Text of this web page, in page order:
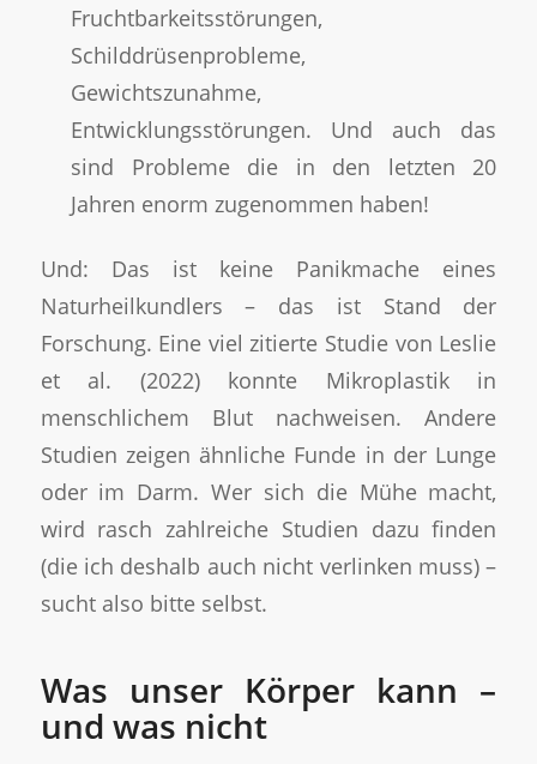
Fruchtbarkeitsstörungen,
Schilddrüsenprobleme,
Gewichtszunahme,
Entwicklungsstörungen. Und auch das
sind Probleme die in den letzten 20
Jahren enorm zugenommen haben!
Und: Das ist keine Panikmache eines
Naturheilkundlers – das ist Stand der
Forschung. Eine viel zitierte Studie von Leslie
et al. (2022) konnte Mikroplastik in
menschlichem Blut nachweisen. Andere
Studien zeigen ähnliche Funde in der Lunge
oder im Darm. Wer sich die Mühe macht,
wird rasch zahlreiche Studien dazu finden
(die ich deshalb auch nicht verlinken muss) –
sucht also bitte selbst.
Was unser Körper kann –
und was nicht